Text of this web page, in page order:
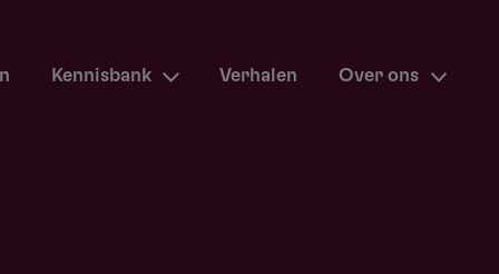
Kennisbank Verhalen Over ons